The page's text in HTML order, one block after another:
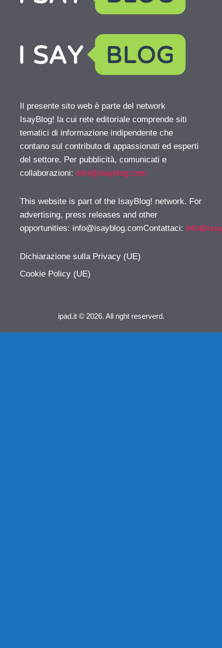
Il presente sito web è parte del network
IsayBlog! la cui rete editoriale comprende siti
tematici di informazione indipendente che
contano sul contributo di appassionati ed esperti
del settore. Per pubblicità, comunicati e
collaborazioni: info@isayblog.com
This website is part of the IsayBlog! network. For
advertising, press releases and other
opportunities: info@isayblog.comContattaci:
Dichiarazione sulla Privacy (UE)
Cookie Policy (UE)
ipad.it © 2026. All right reserverd.